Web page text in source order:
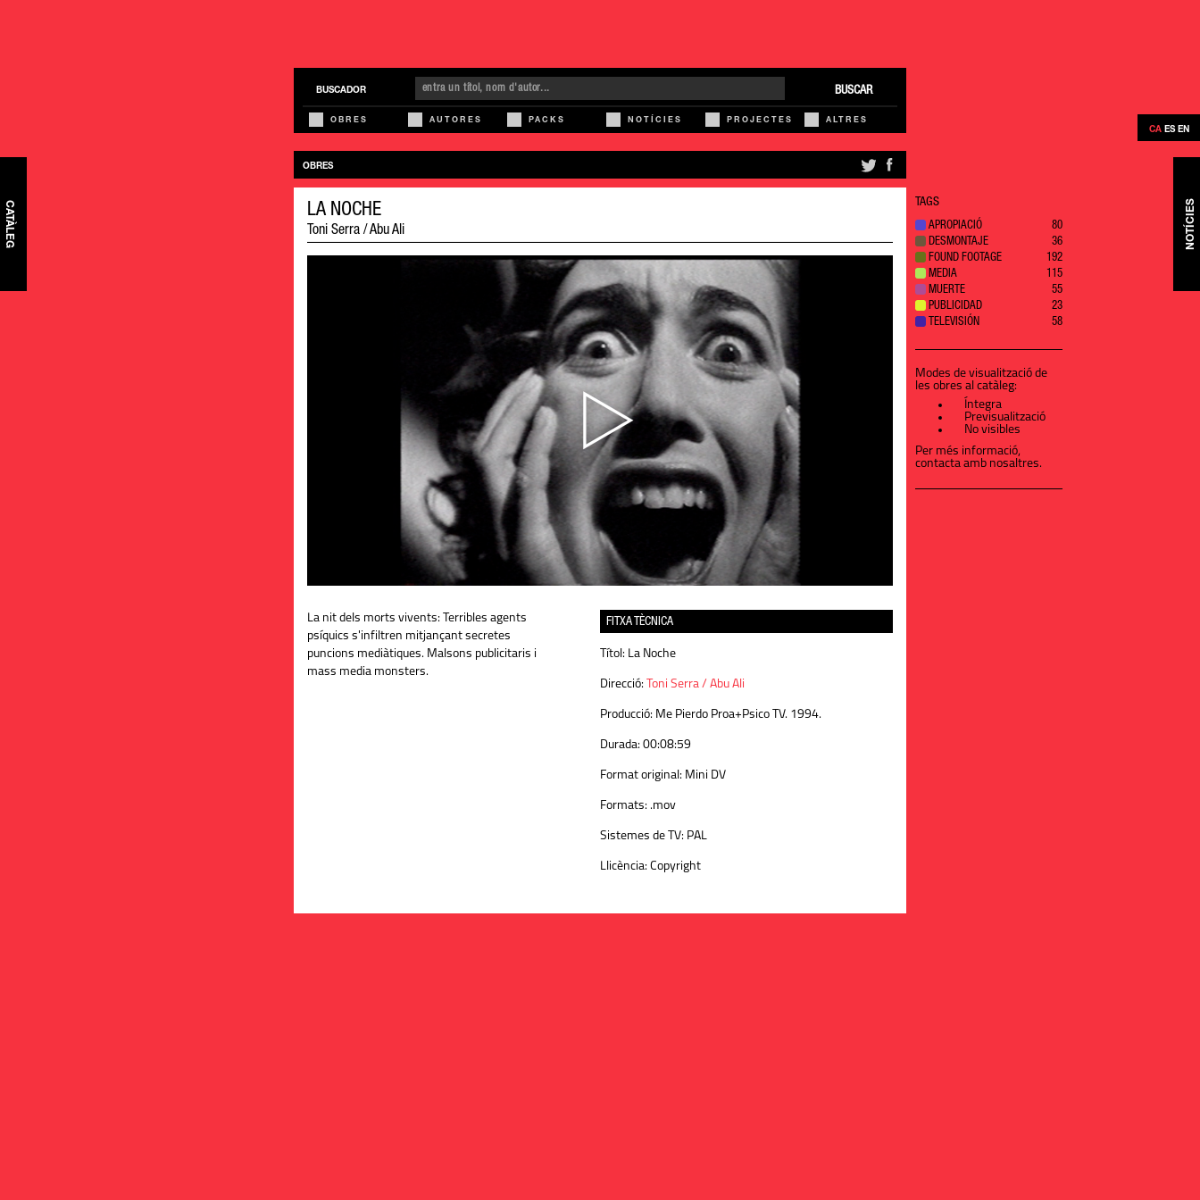
CATÀLEG
CA ES EN
NOTÍCIES
BUSCADOR BUSCAR
OBRES AUTORES PACKS NOTÍCIES PROJECTES ALTRES
OBRES
LA NOCHE
Toni Serra / Abu Ali
La nit dels morts vivents: Terribles agents
psíquics s'infiltren mitjançant secretes
puncions mediàtiques. Malsons publicitaris i
mass media monsters.
FITXA TÈCNICA
Títol: La Noche
Direcció: Toni Serra / Abu Ali
Producció: Me Pierdo Proa+Psico TV. 1994.
Durada: 00:08:59
Format original: Mini DV
Formats: .mov
Sistemes de TV: PAL
Llicència: Copyright
TAGS
APROPIACIÓ
80
DESMONTAJE
36
FOUND FOOTAGE
192
MEDIA
115
MUERTE
55
PUBLICIDAD
23
TELEVISIÓN
58
Modes de visualització de
les obres al catàleg:
Íntegra
Previsualització
No visibles
Per més informació,
contacta amb nosaltres.